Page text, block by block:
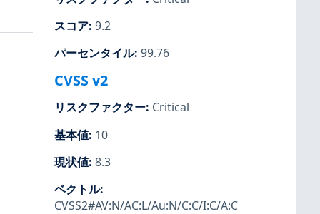
スコア: 9.2
パーセンタイル: 99.76
CVSS v2
リスクファクター: Critical
基本値: 10
現状値: 8.3
ベクトル:
CVSS2#AV:N/AC:L/Au:N/C:C/I:C/A:C